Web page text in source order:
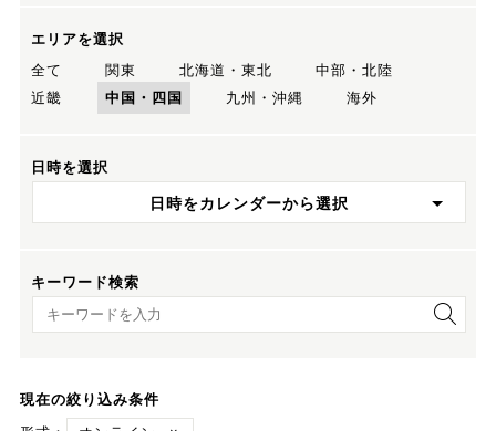
エリアを選択
全て
関東 北海道・東北
中部・北陸
近畿
中国・四国 九州・沖縄 海外
日時を選択
日時をカレンダーから選択
キーワード検索
キーワード検索
現在の絞り込み条件